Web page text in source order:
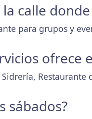
la calle
para grupos y
ofrece
Restaurante
sábados?